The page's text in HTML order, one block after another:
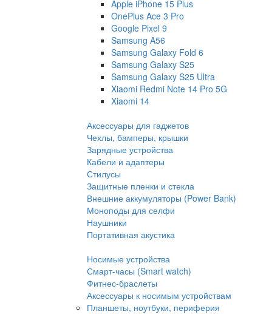
Apple iPhone 15 Plus
OnePlus Ace 3 Pro
Google Pixel 9
Samsung A56
Samsung Galaxy Fold 6
Samsung Galaxy S25
Samsung Galaxy S25 Ultra
Xiaomi Redmi Note 14 Pro 5G
Xiaomi 14
Аксессуары для гаджетов
Чехлы, бамперы, крышки
Зарядные устройства
Кабели и адаптеры
Стилусы
Защитные пленки и стекла
Внешние аккумуляторы (Power Bank)
Моноподы для селфи
Наушники
Портативная акустика
Носимые устройства
Смарт-часы (Smart watch)
Фитнес-браслеты
Аксессуары к носимым устройствам
Планшеты, ноутбуки, периферия